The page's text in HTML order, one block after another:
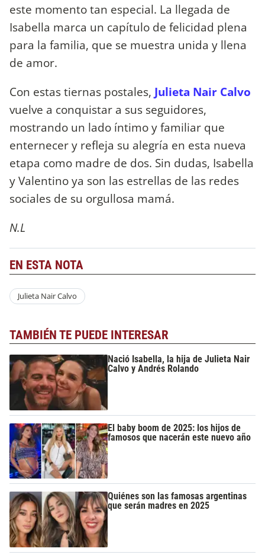
este momento tan especial. La llegada de
Isabella marca un capítulo de felicidad plena
para la familia, que se muestra unida y llena
de amor.
Con estas tiernas postales, Julieta Nair Calvo
vuelve a conquistar a sus seguidores,
mostrando un lado íntimo y familiar que
enternecer y refleja su alegría en esta nueva
etapa como madre de dos. Sin dudas, Isabella
y Valentino ya son las estrellas de las redes
sociales de su orgullosa mamá.
N.L
EN ESTA NOTA
Julieta Nair Calvo
TAMBIÉN TE PUEDE INTERESAR
Nació Isabella, la hija de Julieta Nair
Calvo y Andrés Rolando
El baby boom de 2025: los hijos de
famosos que nacerán este nuevo año
Quiénes son las famosas argentinas
que serán madres en 2025